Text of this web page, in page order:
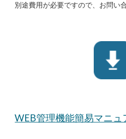
別途費用が必要ですので、お問い
WEB管理機能簡易マニュ